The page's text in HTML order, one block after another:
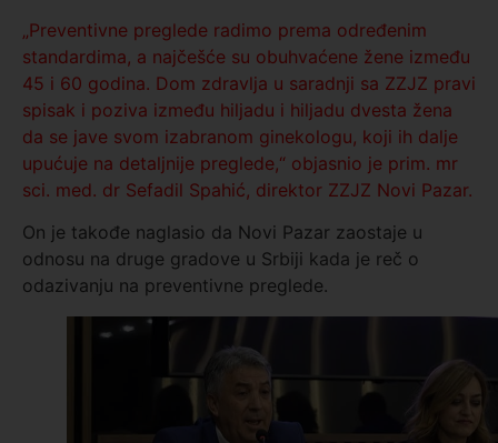
„Preventivne preglede radimo prema određenim
standardima, a najčešće su obuhvaćene žene između
45 i 60 godina. Dom zdravlja u saradnji sa ZZJZ pravi
spisak i poziva između hiljadu i hiljadu dvesta žena
da se jave svom izabranom ginekologu, koji ih dalje
upućuje na detaljnije preglede,“ objasnio je prim. mr
sci. med. dr Sefadil Spahić, direktor ZZJZ Novi Pazar.
On je takođe naglasio da Novi Pazar zaostaje u
odnosu na druge gradove u Srbiji kada je reč o
odazivanju na preventivne preglede.